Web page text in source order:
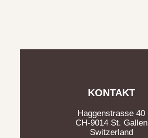
KONTAKT
Haggenstrasse 40
CH-9014 St. Gallen
Switzerland